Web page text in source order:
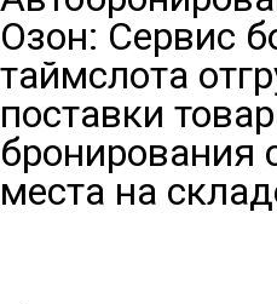
Озон: Сервис
таймслота
поставки
бронирования
места на